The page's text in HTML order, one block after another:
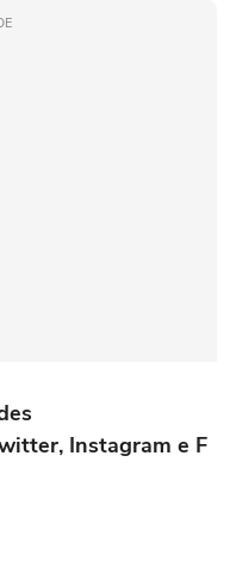
Instagram e F